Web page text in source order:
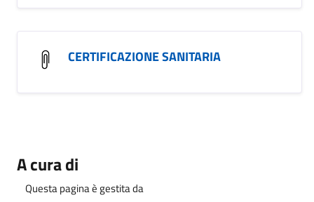
CERTIFICAZIONE SANITARIA
A cura di
Questa pagina è gestita da